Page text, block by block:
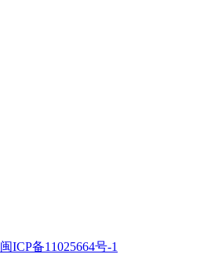
闽ICP备11025664号-1